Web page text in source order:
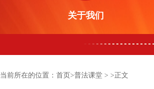
关于我们
当前所在的位置：首页>普法课堂 > >正文